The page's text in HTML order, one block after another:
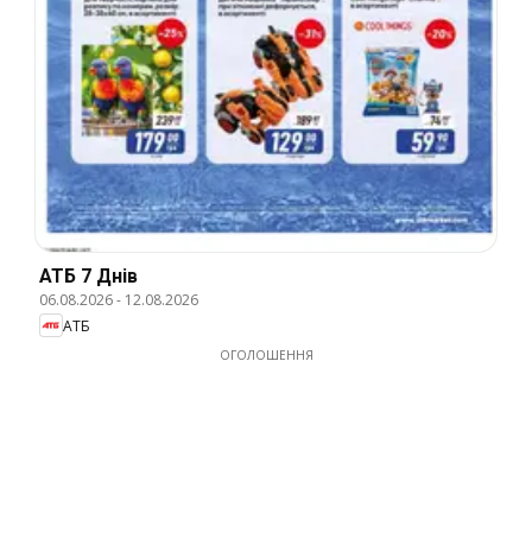
АТБ 7 Днів
06.08.2026- 12.08.2026
АТБ
ОГОЛОШЕННЯ